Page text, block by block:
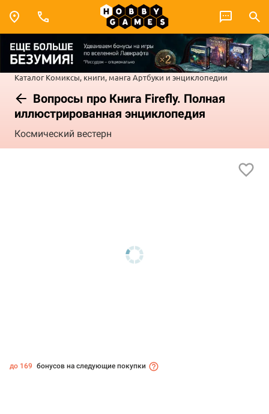
Каталог Комиксы, книги, манга Артбуки и энциклопедии
Вопросы про Книга Firefly. Полная
иллюстрированная энциклопедия
Космический вестерн
до 169 бонусов на следующие покупки